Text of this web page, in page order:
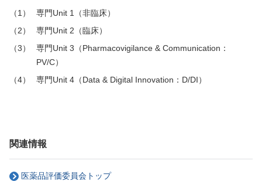
専門Unit 1（非臨床）
専門Unit 2（臨床）
専門Unit 3（Pharmacovigilance & Communication：
PV/C）
専門Unit 4（Data & Digital Innovation：D/DI）
関連情報
医薬品評価委員会トップ